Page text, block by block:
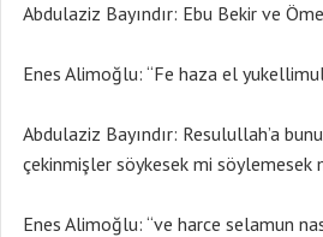
Abdulaziz Bayındır: Ebu Bekir ve
Enes Alimoğlu: “Fe haza el
Abdulaziz Bayındır: Resulullah’a
çekinmişler söykesek mi söylemesek
Enes Alimoğlu: “ve harce selamun